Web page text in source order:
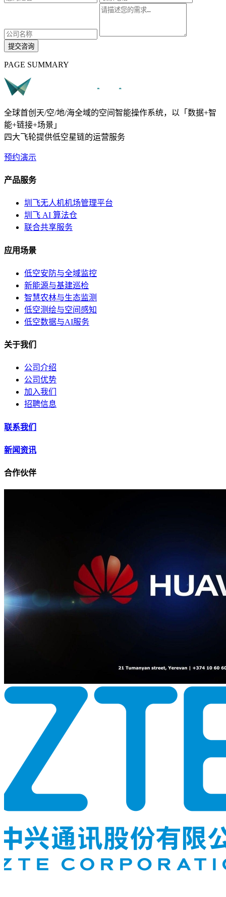
提交咨询
PAGE SUMMARY
全球首创天/空/地/海全域的空间智能操作系统，以「数据+智
能+链接+场景」
四大飞轮提供低空星链的运营服务
预约演示
产品服务
圳飞无人机机场管理平台
圳飞 AI 算法仓
联合共享服务
应用场景
低空安防与全域监控
新能源与基建巡检
智慧农林与生态监测
低空测绘与空间感知
低空数据与AI服务
关于我们
公司介绍
公司优势
加入我们
招聘信息
联系我们
新闻资讯
合作伙伴